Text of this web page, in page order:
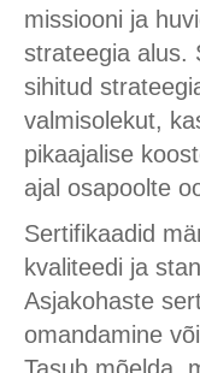
missiooni ja
strateegia alus.
sihitud
valmisolekut,
pikaajalise
ajal osapoolte
Sertifikaadid
kvaliteedi ja
Asjakohaste
omandamine